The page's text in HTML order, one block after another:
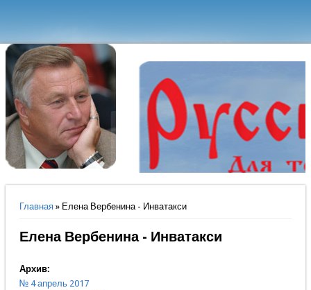
Вы здесь
Главная» Елена Вербенина - Инватакси
Елена Вербенина - Инватакси
Архив:
№ 4 апрель 2017